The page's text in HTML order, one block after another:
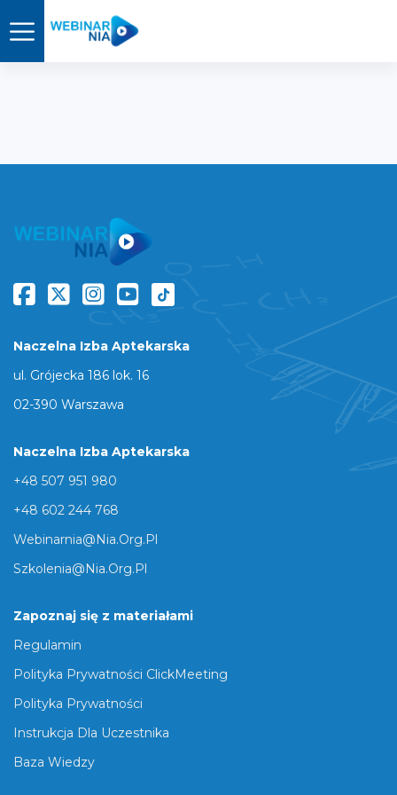
Naczelna Izba Aptekarska
ul. Grójecka 186 lok. 16
02-390 Warszawa
Naczelna Izba Aptekarska
+48 507 951 980
+48 602 244 768
Webinarnia@nia.org.pl
Szkolenia@nia.org.pl
Zapoznaj się z materiałami
Regulamin
Polityka Prywatności ClickMeeting
Polityka Prywatności
Instrukcja Dla Uczestnika
Baza Wiedzy